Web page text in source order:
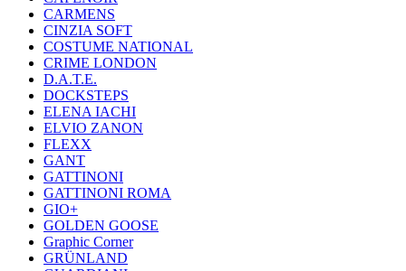
CARMENS
CINZIA SOFT
COSTUME NATIONAL
CRIME LONDON
D.A.T.E.
DOCKSTEPS
ELENA IACHI
ELVIO ZANON
FLEXX
GANT
GATTINONI
GATTINONI ROMA
GIO+
GOLDEN GOOSE
Graphic Corner
GRÜNLAND